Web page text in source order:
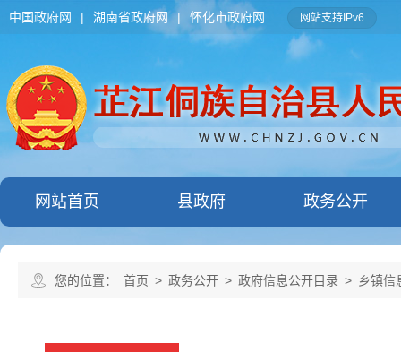
中国政府网 | 湖南省政府网 | 怀化市政府网 网站支持IPv6
网站首页 县政府 政务公开
您的位置： 首页 > 政务公开 > 政府信息公开目录 > 乡镇信